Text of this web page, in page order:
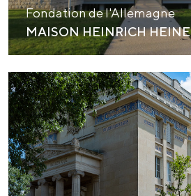
Fondation de l'Allemagne
MAISON HEINRICH HEINE